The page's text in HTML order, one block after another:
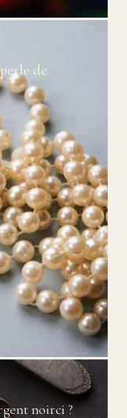
de
noirci ?